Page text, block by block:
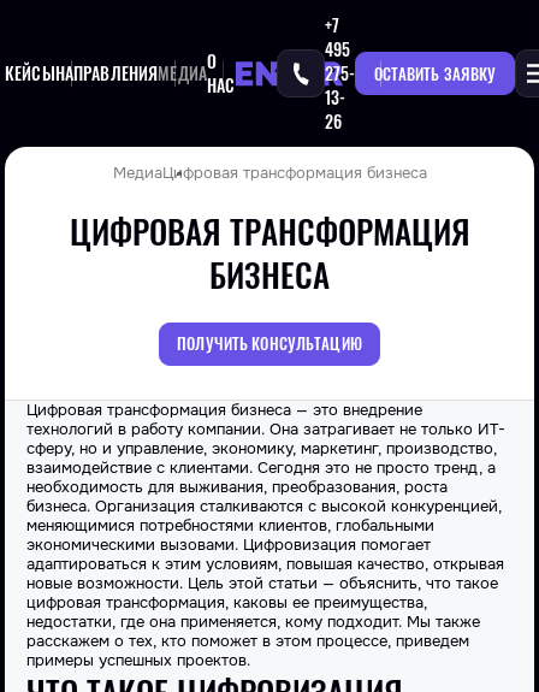
КЕЙСЫНАПРАВЛЕНИЯМЕДИАО
НАС
+7
495
275-
13-
26
ОСТАВИТЬ ЗАЯВКУ
МедиаЦифровая трансформация бизнеса
ЦИФРОВАЯ ТРАНСФОРМАЦИЯ
БИЗНЕСА
ПОЛУЧИТЬ КОНСУЛЬТАЦИЮ
Цифровая трансформация бизнеса — это внедрение
технологий в работу компании. Она затрагивает не только ИТ-
сферу, но и управление, экономику, маркетинг, производство,
взаимодействие с клиентами. Сегодня это не просто тренд, а
необходимость для выживания, преобразования, роста
бизнеса. Организация сталкиваются с высокой конкуренцией,
меняющимися потребностями клиентов, глобальными
экономическими вызовами. Цифровизация помогает
адаптироваться к этим условиям, повышая качество, открывая
новые возможности. Цель этой статьи — объяснить, что такое
цифровая трансформация, каковы ее преимущества,
недостатки, где она применяется, кому подходит. Мы также
расскажем о тех, кто поможет в этом процессе, приведем
примеры успешных проектов.